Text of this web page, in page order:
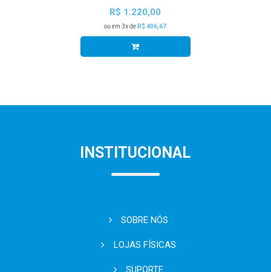
R$ 1.220,00
ou em 3x de R$ 406,67
INSTITUCIONAL
SOBRE NÓS
LOJAS FÍSICAS